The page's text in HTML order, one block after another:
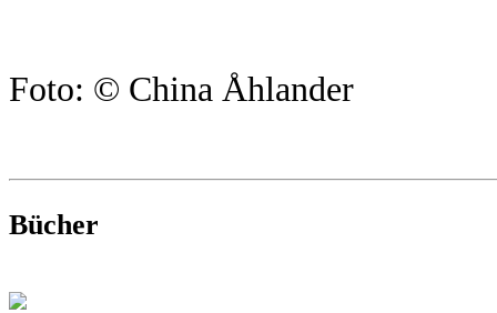
Foto: © China Åhlander
Bücher